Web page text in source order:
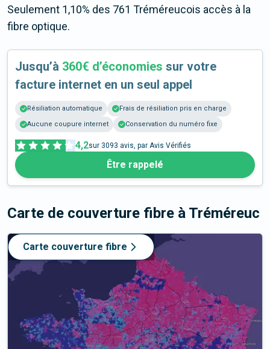
Seulement 1,10% des 761 Tréméreucois accès à la
fibre optique.
Jusqu’à 360€ d’économies sur votre
facture internet en un seul appel
Résiliation automatique
Frais de résiliation pris en charge
Aucune coupure internet
Conservation du numéro fixe
4,2sur 3093 avis, par Avis Vérifiés
Être rappelé
Carte de couverture fibre à Tréméreuc
Carte couverture fibre